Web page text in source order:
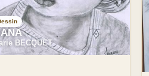
BECQUET